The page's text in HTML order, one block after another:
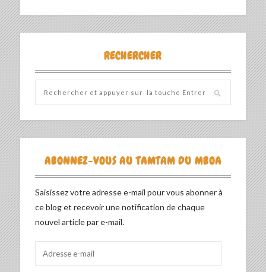
RECHERCHER
ABONNEZ-VOUS AU TAMTAM DU MBOA
Saisissez votre adresse e-mail pour vous abonner à
ce blog et recevoir une notification de chaque
nouvel article par e-mail.